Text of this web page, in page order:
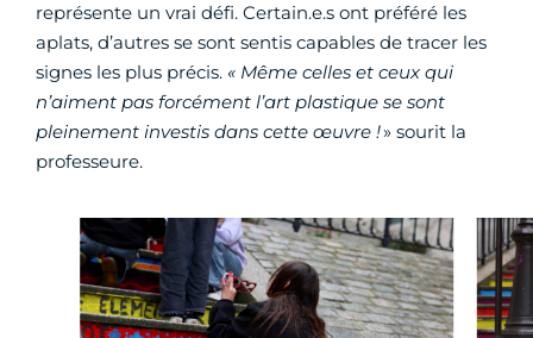
représente un vrai défi. Certain.e.s ont préféré les
aplats, d’autres se sont sentis capables de tracer les
signes les plus précis. « Même celles et ceux qui
n’aiment pas forcément l’art plastique se sont
pleinement investis dans cette œuvre !» sourit la
professeure.